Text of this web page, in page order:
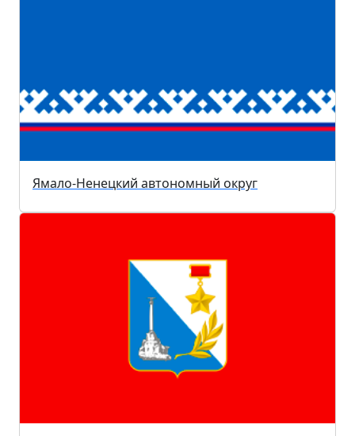
Ямало-Ненецкий автономный округ